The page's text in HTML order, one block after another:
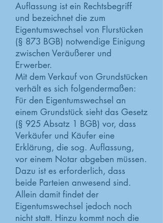
Auflassung ist ein Rechtsbegriff
und bezeichnet die zum
Eigentumswechsel von Flurstücken
(§ 873 BGB) notwendige Einigung
zwischen Veräußerer und
Erwerber.
Mit dem Verkauf von Grundstücken
verhält es sich folgendermaßen:
Für den Eigentumswechsel an
einem Grundstück sieht das Gesetz
(§ 925 Absatz 1 BGB) vor, dass
Verkäufer und Käufer eine
Erklärung, die sog. Auflassung,
vor einem Notar abgeben müssen.
Dazu ist es erforderlich, dass
beide Parteien anwesend sind.
Allein damit findet der
Eigentumswechsel jedoch noch
nicht statt. Hinzu kommt noch die